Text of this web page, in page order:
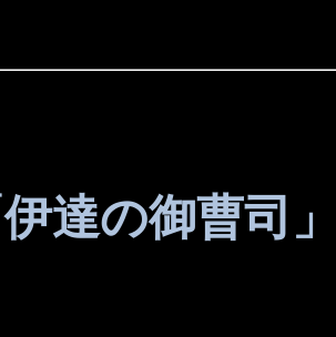
達の御曹司